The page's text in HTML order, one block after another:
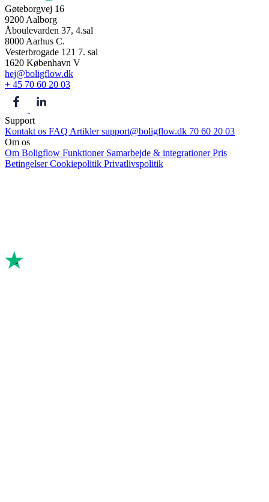
Gøteborgvej 16
9200 Aalborg
Åboulevarden 37, 4.sal
8000 Aarhus C.
Vesterbrogade 121 7. sal
1620 København V
hej@boligflow.dk
+ 45 70 60 20 03
Support
Kontakt os FAQ Artiklersupport@boligflow.dk 70 60 20 03
Om os
Om Boligflow Funktioner Samarbejde & integrationerPris
BetingelserCookiepolitik Privatlivspolitik